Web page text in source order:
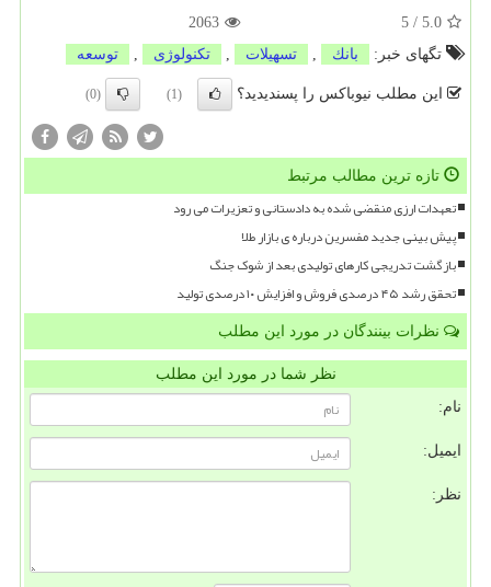
5.0
/
5
2063
تگهای خبر:
بانك تسهیلات تكنولوژی توسعه
این مطلب نیوباکس را پسندیدید؟ (1)
(0)
تازه ترین مطالب مرتبط
تعهدات ارزی منقضی شده به دادستانی و تعزیرات می رود
پیش بینی جدید مفسرین درباره ی بازار طلا
بازگشت تدریجی کارهای تولیدی بعد از شوک جنگ
تحقق رشد ۴۵ درصدی فروش و افزایش ۱۰ درصدی تولید
نظرات بینندگان در مورد این مطلب
نظر شما در مورد این مطلب
نام:
ایمیل:
نظر: